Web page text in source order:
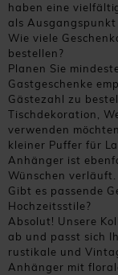
haben eine
als
Wie viele
bestellen?
Planen Sie
Gastgeschenke
Gästezahl zu
Tischdekoration,
verwenden
kleiner Puffer für
Anhänger ist
Wünschen verläuft.
Gibt es passende
Hochzeitsstile?
Absolut! Unsere
ab und passt sich
rustikale und
Anhänger mit